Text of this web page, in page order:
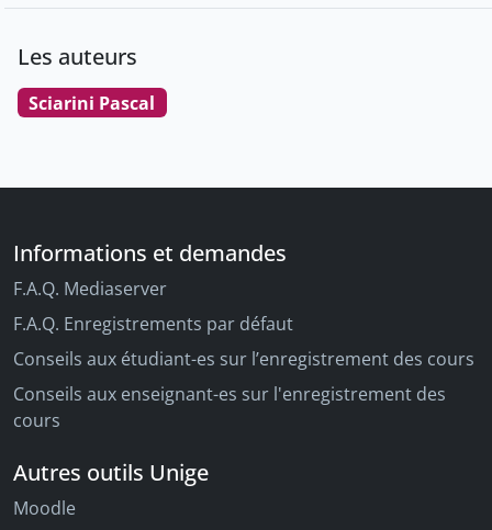
Les auteurs
Sciarini Pascal
Informations et demandes
F.A.Q. Mediaserver
F.A.Q. Enregistrements par défaut
Conseils aux étudiant-es sur l’enregistrement des cours
Conseils aux enseignant-es sur l'enregistrement des
cours
Autres outils Unige
Moodle